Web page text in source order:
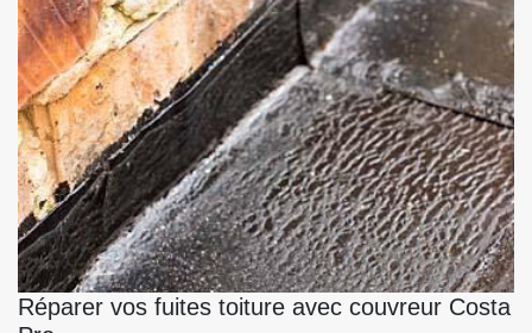
Réparer vos fuites toiture avec couvreur Costa